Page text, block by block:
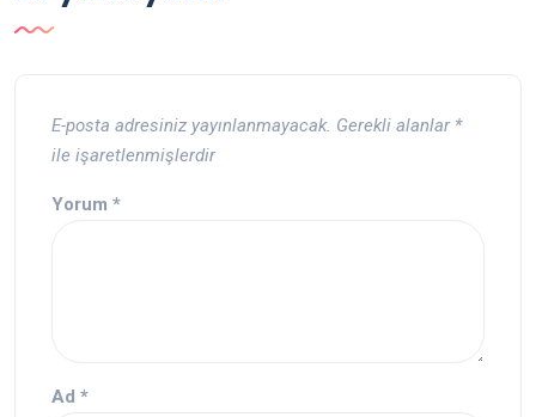
E-posta adresiniz yayınlanmayacak. Gerekli alanlar *
ile işaretlenmişlerdir
Yorum *
Ad *